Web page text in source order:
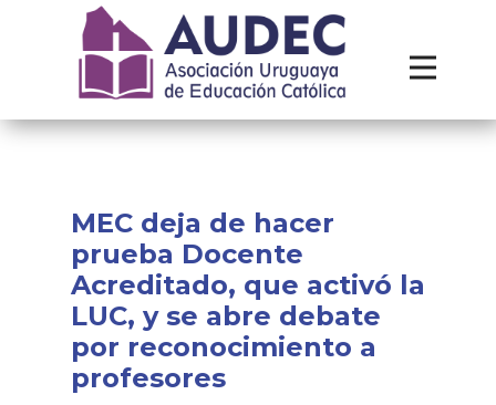
Institucional
Recursos
MEC deja de hacer
prueba Docente
Acreditado, que activó la
LUC, y se abre debate
por reconocimiento a
profesores